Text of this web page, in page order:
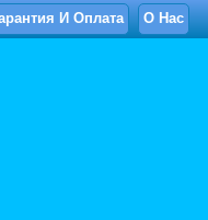
И Оплата О Нас